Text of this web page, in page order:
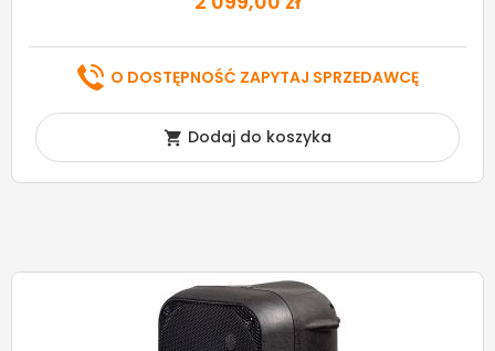
O DOSTĘPNOŚĆ ZAPYTAJ SPRZEDAWCĘ
 Dodaj do koszyka